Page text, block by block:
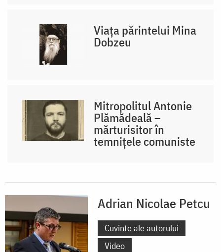
Viața părintelui Mina
Dobzeu
Mitropolitul Antonie
Plămădeală –
mărturisitor în
temnițele comuniste
Adrian Nicolae Petcu
Cuvinte ale autorului
Video